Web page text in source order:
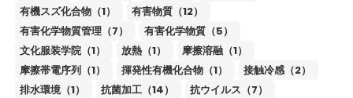
有機スズ化合物（1）
有害物質（12）
有害化学物質管理（7）
有害化学物質（5）
文化服装学院（1）
放熱（1）
摩擦溶融（1）
摩擦帯電序列（1）
揮発性有機化合物（1）
接触冷感（2）
排水環境（1）
抗菌加工（14）
抗ウイルス（7）